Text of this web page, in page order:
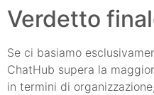
Verdetto
Se ci basiamo
ChatHub supera la
in termini di